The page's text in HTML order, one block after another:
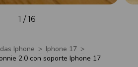
1 /16
Iphone > Iphone 17 >
2.0 con soporte Iphone 17